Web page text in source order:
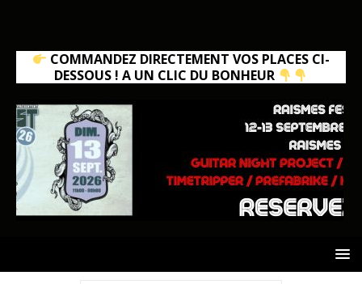
COMMANDEZ DIRECTEMENT VOS PLACES CI-
DESSOUS ! A UN CLIC DU BONHEUR